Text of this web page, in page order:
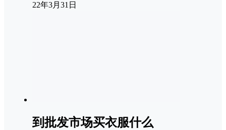
22年3月31日
到批发市场买衣服什么